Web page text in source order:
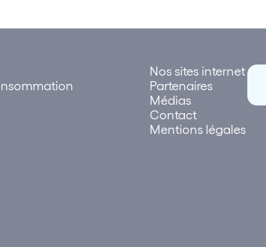
Nos sites internet
Partenaires
Médias
Contact
Mentions légales